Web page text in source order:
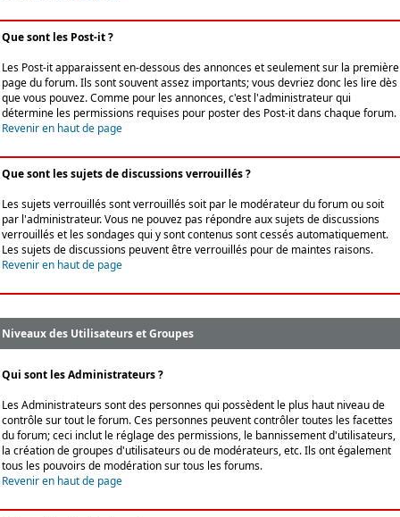
Que sont les Post-it ?
Les Post-it apparaissent en-dessous des annonces et seulement sur la première
page du forum. Ils sont souvent assez importants; vous devriez donc les lire dès
que vous pouvez. Comme pour les annonces, c'est l'administrateur qui
détermine les permissions requises pour poster des Post-it dans chaque forum.
Revenir en haut de page
Que sont les sujets de discussions verrouillés ?
Les sujets verrouillés sont verrouillés soit par le modérateur du forum ou soit
par l'administrateur. Vous ne pouvez pas répondre aux sujets de discussions
verrouillés et les sondages qui y sont contenus sont cessés automatiquement.
Les sujets de discussions peuvent être verrouillés pour de maintes raisons.
Revenir en haut de page
Niveaux des Utilisateurs et Groupes
Qui sont les Administrateurs ?
Les Administrateurs sont des personnes qui possèdent le plus haut niveau de
contrôle sur tout le forum. Ces personnes peuvent contrôler toutes les facettes
du forum; ceci inclut le réglage des permissions, le bannissement d'utilisateurs,
la création de groupes d'utilisateurs ou de modérateurs, etc. Ils ont également
tous les pouvoirs de modération sur tous les forums.
Revenir en haut de page